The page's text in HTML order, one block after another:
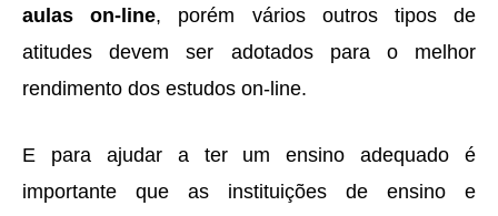
aulas on-line, porém vários outros tipos de
atitudes devem ser adotados para o melhor
rendimento dos estudos on-line.
E para ajudar a ter um ensino adequado é
importante que as instituições de ensino e